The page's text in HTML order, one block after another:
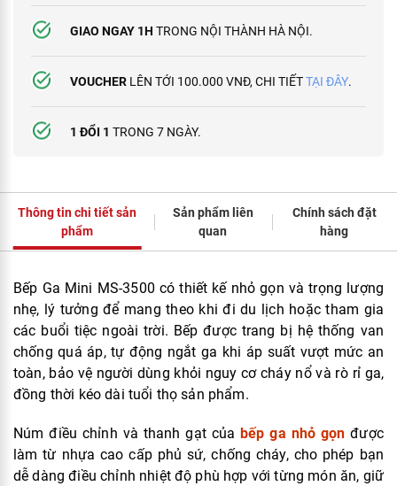
THÊM VÀO GIỎ HÀNG MUA NGAY
GIAO NGAY 1H TRONG NỘI THÀNH HÀ NỘI.
VOUCHER LÊN TỚI 100.000 VNĐ, CHI TIẾTTẠI ĐÂY.
1 ĐỔI 1 TRONG 7 NGÀY.
Thông tin chi tiết sản
phẩm
Sản phẩm liên
quan
Chính sách đặt
hàng
Bếp Ga Mini MS-3500 có thiết kế nhỏ gọn và trọng lượng
nhẹ, lý tưởng để mang theo khi đi du lịch hoặc tham gia
các buổi tiệc ngoài trời. Bếp được trang bị hệ thống van
chống quá áp, tự động ngắt ga khi áp suất vượt mức an
toàn, bảo vệ người dùng khỏi nguy cơ cháy nổ và rò rỉ ga,
đồng thời kéo dài tuổi thọ sản phẩm.
Núm điều chỉnh và thanh gạt của bếp ga nhỏ gọn được
làm từ nhựa cao cấp phủ sứ, chống cháy, cho phép bạn
dễ dàng điều chỉnh nhiệt độ phù hợp với từng món ăn, giữ